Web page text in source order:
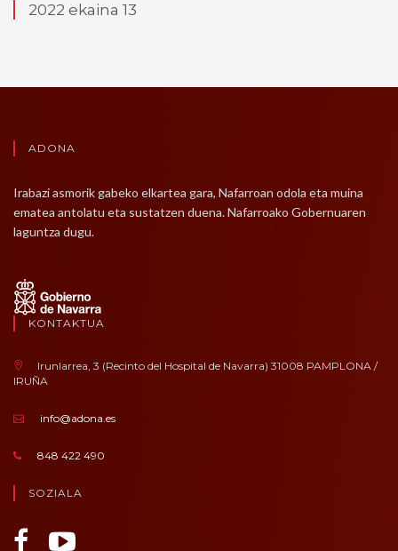
2022 ekaina 13
ADONA
Irabazi asmorik gabeko elkartea gara, Nafarroan odola eta muina
ematea antolatu eta sustatzen duena. Nafarroako Gobernuaren
laguntza dugu.
KONTAKTUA
Irunlarrea, 3 (Recinto del Hospital de Navarra) 31008 PAMPLONA /
IRUÑA
info@adona.es
848 422 490
SOZIALA